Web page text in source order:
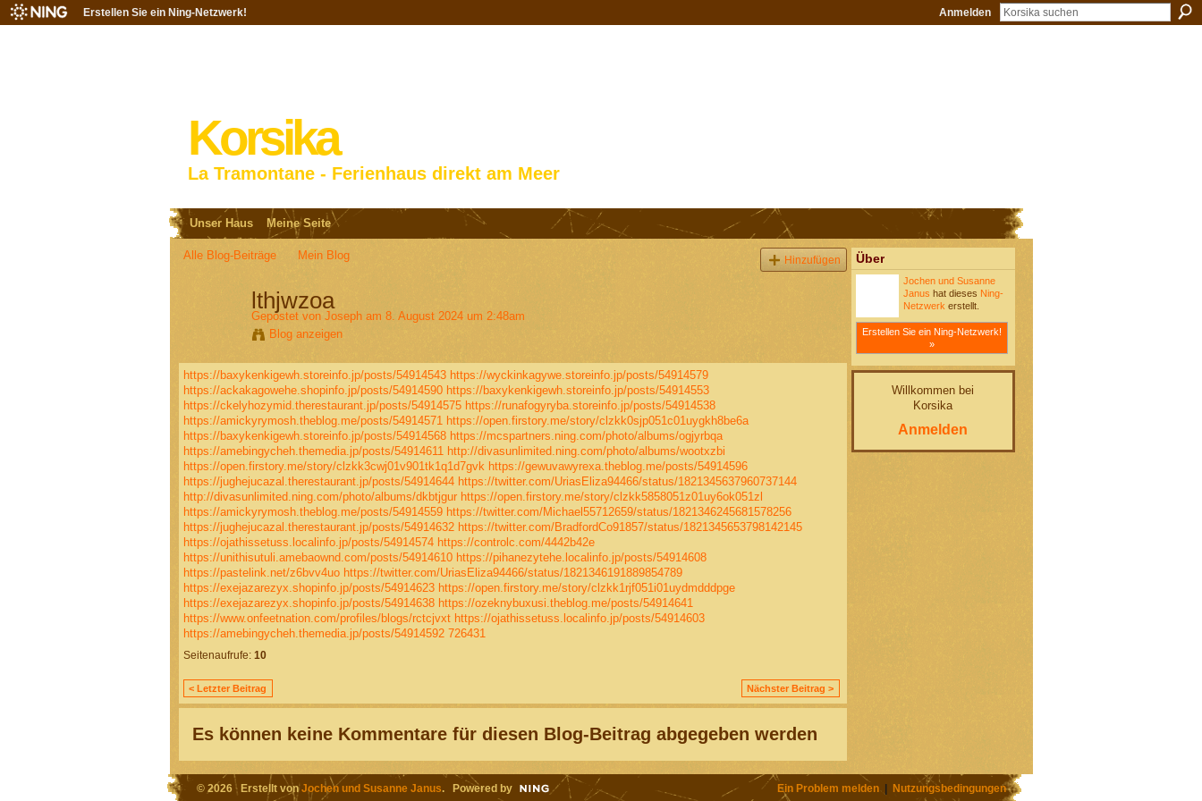
Erstellen Sie ein Ning-Netzwerk! Anmelden
Korsika
La Tramontane - Ferienhaus direkt am Meer
Unser Haus Meine Seite
Alle Blog-Beiträge Mein Blog Hinzufügen
lthjwzoa
Gepostet von Josepham 8. August 2024 um 2:48am
Blog anzeigen
https://baxykenkigewh.storeinfo.jp/posts/54914543 https://wyckinkagywe.storeinfo.jp/posts/54914579
https://ackakagowehe.shopinfo.jp/posts/54914590 https://baxykenkigewh.storeinfo.jp/posts/54914553
https://ckelyhozymid.therestaurant.jp/posts/54914575 https://runafogyryba.storeinfo.jp/posts/54914538
https://amickyrymosh.theblog.me/posts/54914571 https://open.firstory.me/story/clzkk0sjp051c01uygkh8be6a
https://baxykenkigewh.storeinfo.jp/posts/54914568 https://mcspartners.ning.com/photo/albums/ogjyrbqa
https://amebingycheh.themedia.jp/posts/54914611 http://divasunlimited.ning.com/photo/albums/wootxzbi
https://open.firstory.me/story/clzkk3cwj01v901tk1q1d7gvk https://gewuvawyrexa.theblog.me/posts/54914596
https://jughejucazal.therestaurant.jp/posts/54914644 https://twitter.com/UriasEliza94466/status/1821345637960737144
http://divasunlimited.ning.com/photo/albums/dkbtjgur https://open.firstory.me/story/clzkk5858051z01uy6ok051zl
https://amickyrymosh.theblog.me/posts/54914559 https://twitter.com/Michael55712659/status/1821346245681578256
https://jughejucazal.therestaurant.jp/posts/54914632 https://twitter.com/BradfordCo91857/status/1821345653798142145
https://ojathissetuss.localinfo.jp/posts/54914574 https://controlc.com/4442b42e
https://unithisutuli.amebaownd.com/posts/54914610 https://pihanezytehe.localinfo.jp/posts/54914608
https://pastelink.net/z6bvv4uo https://twitter.com/UriasEliza94466/status/1821346191889854789
https://exejazarezyx.shopinfo.jp/posts/54914623 https://open.firstory.me/story/clzkk1rjf051i01uydmdddpge
https://exejazarezyx.shopinfo.jp/posts/54914638 https://ozeknybuxusi.theblog.me/posts/54914641
https://www.onfeetnation.com/profiles/blogs/rctcjvxt https://ojathissetuss.localinfo.jp/posts/54914603
https://amebingycheh.themedia.jp/posts/54914592 726431
Seitenaufrufe: 10
< Letzter Beitrag Nächster Beitrag >
Es können keine Kommentare für diesen Blog-Beitrag abgegeben werden
Über
Jochen und Susanne
Janus hat dieses Ning-
Netzwerk erstellt.
Erstellen Sie ein Ning-Netzwerk!
»
Willkommen bei
Korsika
Anmelden
© 2026 Erstellt vonJochen und Susanne Janus. Powered by Ein Problem melden| Nutzungsbedingungen